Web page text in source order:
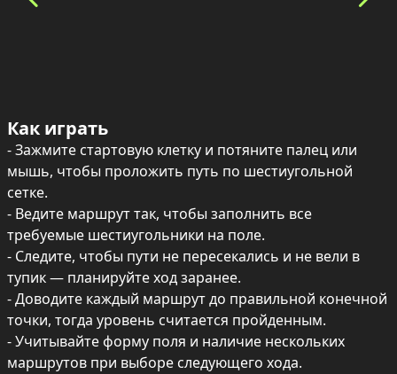
Как играть
- Зажмите стартовую клетку и потяните палец или
мышь, чтобы проложить путь по шестиугольной
сетке.
- Ведите маршрут так, чтобы заполнить все
требуемые шестиугольники на поле.
- Следите, чтобы пути не пересекались и не вели в
тупик — планируйте ход заранее.
- Доводите каждый маршрут до правильной конечной
точки, тогда уровень считается пройденным.
- Учитывайте форму поля и наличие нескольких
маршрутов при выборе следующего хода.